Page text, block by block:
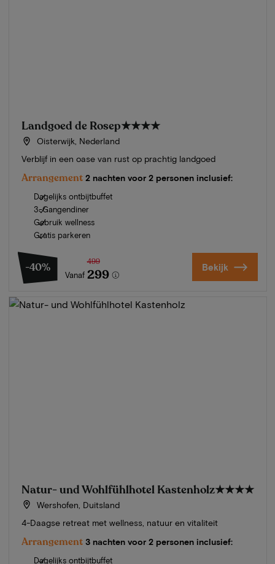
Landgoed de Rosep★★★★
Oisterwijk, Nederland
Verblijf in een oase van rust op prachtig landgoed
Arrangement 2 nachten voor 2 personen inclusief:
Dagelijks ontbijtbuffet
3-Gangendiner
Gebruik wellness
Gratis parkeren
-40%
Vanaf
499
299 Bekijk
Natur- und Wohlfühlhotel Kastenholz★★★★
Wershofen, Duitsland
4-Daagse retreat met wellness, natuur en vitaliteit
Arrangement 3 nachten voor 2 personen inclusief:
Dagelijks ontbijtbuffet